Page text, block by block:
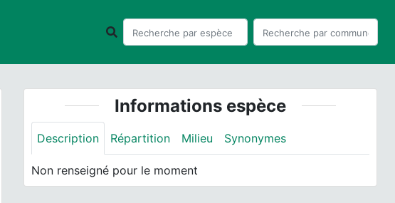
Informations espèce
Description Répartition Milieu Synonymes
Non renseigné pour le moment